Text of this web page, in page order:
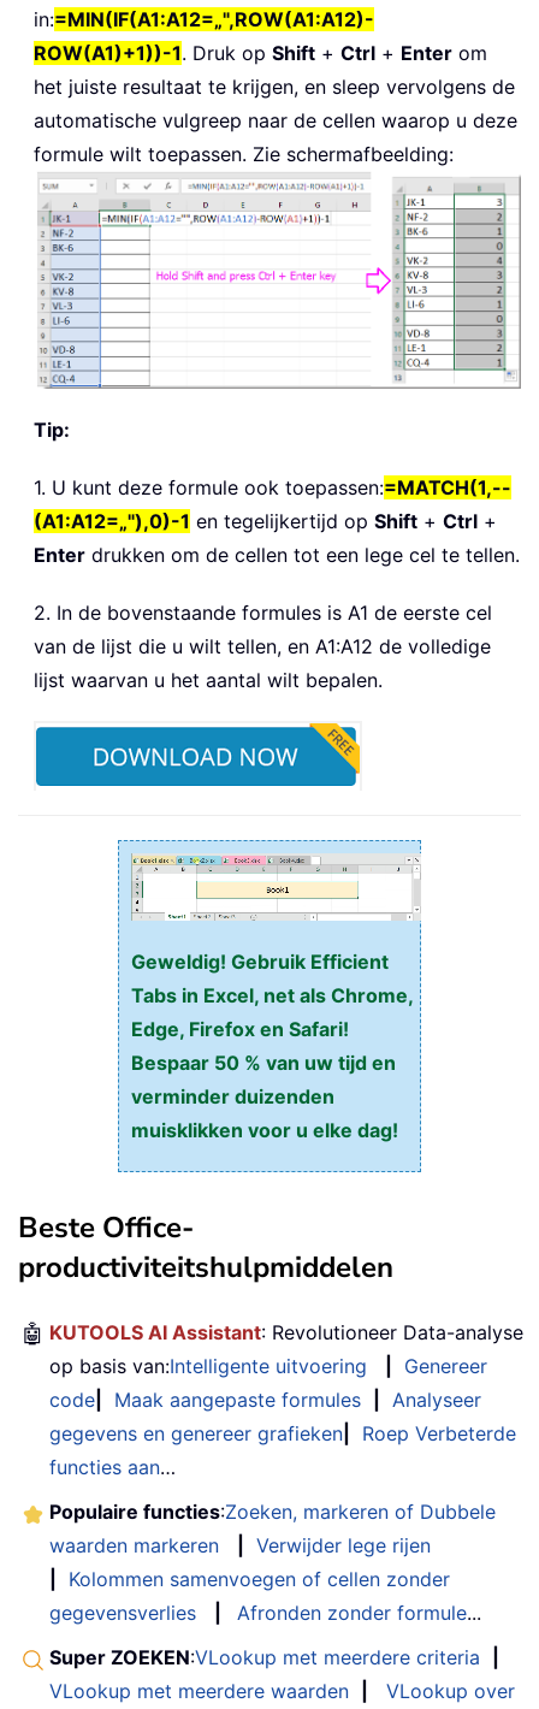
in:=MIN(IF(A1:A12=„",ROW(A1:A12)-
ROW(A1)+1))-1. Druk op Shift + Ctrl + Enter om
het juiste resultaat te krijgen, en sleep vervolgens de
automatische vulgreep naar de cellen waarop u deze
formule wilt toepassen. Zie schermafbeelding:
Tip:
1. U kunt deze formule ook toepassen:=MATCH(1,--
(A1:A12=„"),0)-1 en tegelijkertijd op Shift + Ctrl +
Enter drukken om de cellen tot een lege cel te tellen.
2. In de bovenstaande formules is A1 de eerste cel
van de lijst die u wilt tellen, en A1:A12 de volledige
lijst waarvan u het aantal wilt bepalen.
Geweldig! Gebruik Efficient
Tabs in Excel, net als Chrome,
Edge, Firefox en Safari!
Bespaar 50 % van uw tijd en
verminder duizenden
muisklikken voor u elke dag!
Beste Office-
productiviteitshulpmiddelen
🤖 KUTOOLS AI Assistant: Revolutioneer Data-analyse
op basis van:Intelligente uitvoering
Genereer
code
Maak aangepaste formules
Analyseer
gegevens en genereer grafieken
Roep Verbeterde
functies aan…
Populaire functies:Zoeken, markeren of Dubbele
waarden markeren
Verwijder lege rijen
Kolommen samenvoegen of cellen zonder
gegevensverlies
Afronden zonder formule...
Super ZOEKEN:VLookup met meerdere criteria
VLookup met meerdere waarden
VLookup over